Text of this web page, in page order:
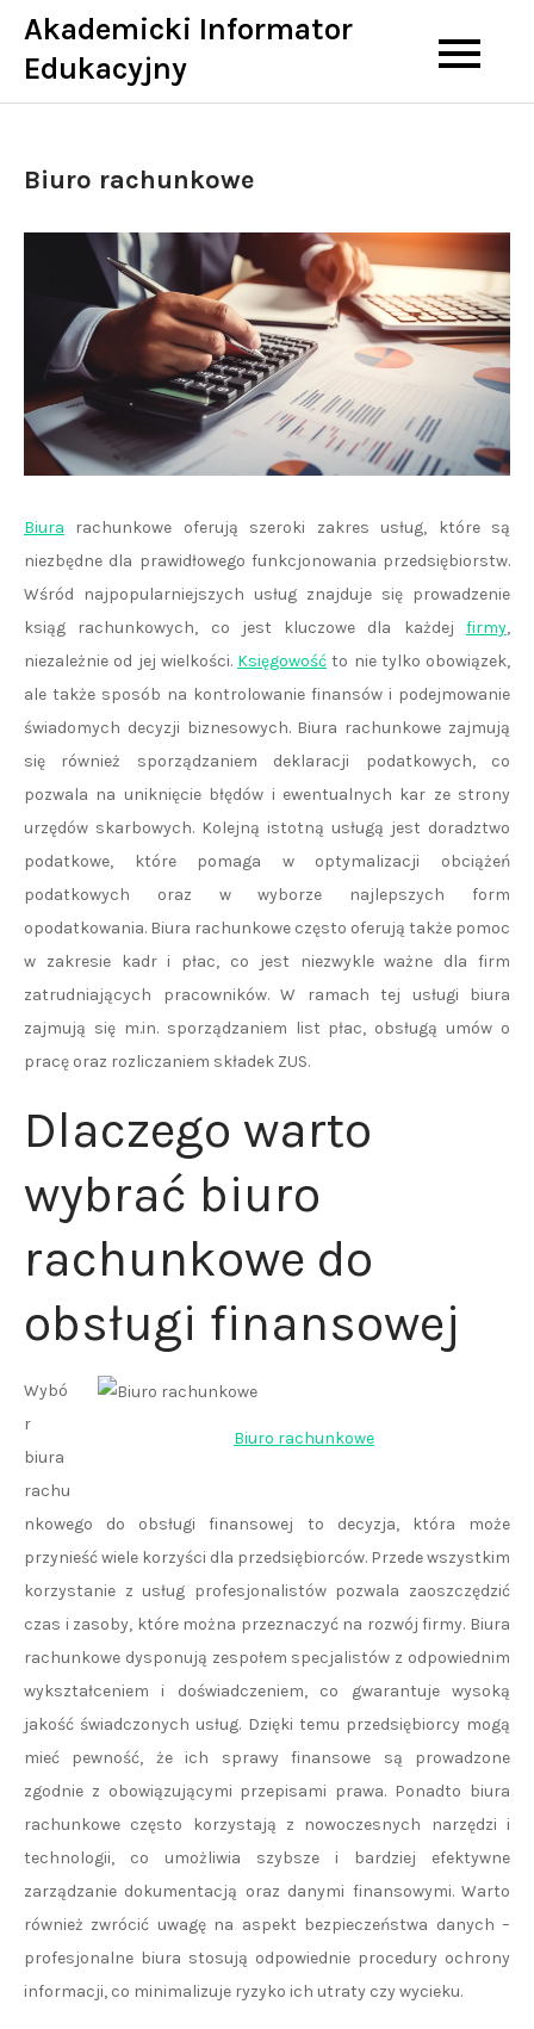
Skip
content
Akademicki Informator
Edukacyjny
Biuro rachunkowe
Biura rachunkowe oferują szeroki zakres usług, które są
niezbędne dla prawidłowego funkcjonowania przedsiębiorstw.
Wśród najpopularniejszych usług znajduje się prowadzenie
ksiąg rachunkowych, co jest kluczowe dla każdej firmy,
niezależnie od jej wielkości. Księgowość to nie tylko obowiązek,
ale także sposób na kontrolowanie finansów i podejmowanie
świadomych decyzji biznesowych. Biura rachunkowe zajmują
się również sporządzaniem deklaracji podatkowych, co
pozwala na uniknięcie błędów i ewentualnych kar ze strony
urzędów skarbowych. Kolejną istotną usługą jest doradztwo
podatkowe, które pomaga w optymalizacji obciążeń
podatkowych oraz w wyborze najlepszych form
opodatkowania. Biura rachunkowe często oferują także pomoc
w zakresie kadr i płac, co jest niezwykle ważne dla firm
zatrudniających pracowników. W ramach tej usługi biura
zajmują się m.in. sporządzaniem list płac, obsługą umów o
pracę oraz rozliczaniem składek ZUS.
Dlaczego warto
wybrać biuro
rachunkowe do
obsługi finansowej
Biuro rachunkowe
Wybó
r
biura
rachu
nkowego do obsługi finansowej to decyzja, która może
przynieść wiele korzyści dla przedsiębiorców. Przede wszystkim
korzystanie z usług profesjonalistów pozwala zaoszczędzić
czas i zasoby, które można przeznaczyć na rozwój firmy. Biura
rachunkowe dysponują zespołem specjalistów z odpowiednim
wykształceniem i doświadczeniem, co gwarantuje wysoką
jakość świadczonych usług. Dzięki temu przedsiębiorcy mogą
mieć pewność, że ich sprawy finansowe są prowadzone
zgodnie z obowiązującymi przepisami prawa. Ponadto biura
rachunkowe często korzystają z nowoczesnych narzędzi i
technologii, co umożliwia szybsze i bardziej efektywne
zarządzanie dokumentacją oraz danymi finansowymi. Warto
również zwrócić uwagę na aspekt bezpieczeństwa danych –
profesjonalne biura stosują odpowiednie procedury ochrony
informacji, co minimalizuje ryzyko ich utraty czy wycieku.